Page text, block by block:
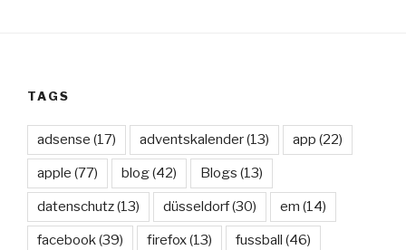
TAGS
adsense (17) adventskalender(13) app (22)
apple (77) blog(42) Blogs (13)
datenschutz(13) düsseldorf(30) em (14)
facebook(39) firefox(13) fussball (46)